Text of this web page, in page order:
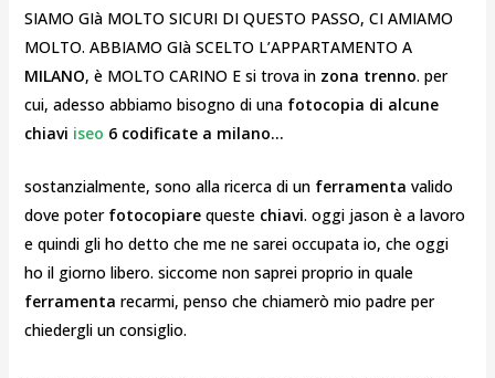
SIAMO GIà MOLTO SICURI DI QUESTO PASSO, CI AMIAMO
MOLTO. ABBIAMO GIà SCELTO L’APPARTAMENTO A
MILANO, è MOLTO CARINO E si trova in zona trenno. per
cui, adesso abbiamo bisogno di una fotocopia di alcune
chiavi iseo 6 codificate a milano…
sostanzialmente, sono alla ricerca di un ferramenta valido
dove poter fotocopiare queste chiavi. oggi jason è a lavoro
e quindi gli ho detto che me ne sarei occupata io, che oggi
ho il giorno libero. siccome non saprei proprio in quale
ferramenta recarmi, penso che chiamerò mio padre per
chiedergli un consiglio.